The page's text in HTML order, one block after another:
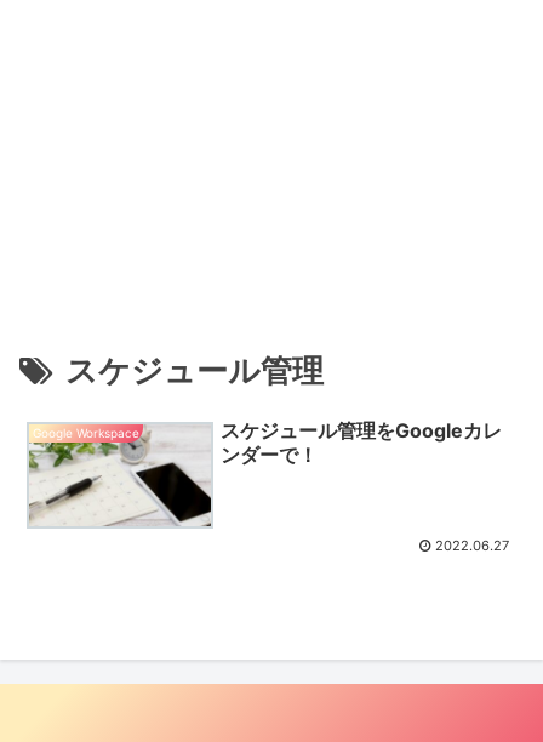
スケジュール管理
Google Workspace
スケジュール管理をGoogleカレ
ンダーで！
2022.06.27